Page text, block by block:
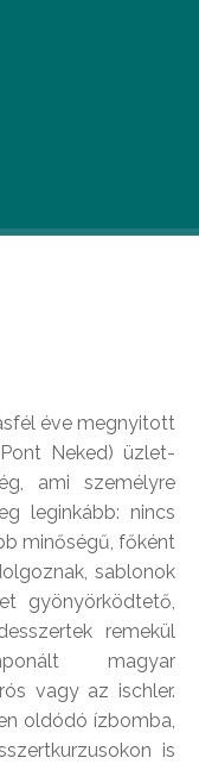
éve megnyitott
Neked) üzlet-
ami személyre
leginkább: nincs
minőségű, főként
sablonok
gyönyörködtető,
remekül
magyar
vagy az ischler.
oldódó ízbomba,
is